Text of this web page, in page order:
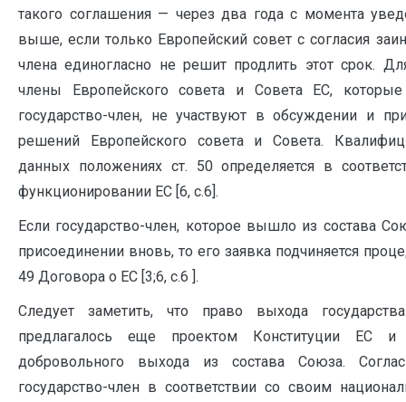
такого соглашения — через два года с момента
выше, если только Европейский совет с согласия
члена единогласно не решит продлить этот срок.
члены Европейского совета и Совета ЕС,
государство-член, не участвуют в обсуждении и
решений Европейского совета и Совета.
данных положениях ст. 50 определяется в
функционировании ЕС [6, с.6].
Если государство-член, которое вышло из состава
присоединении вновь, то его заявка подчиняется
49 Договора о ЕС [3;6, с.6 ].
Следует заметить, что право выхода
предлагалось еще проектом Конституции ЕС и
добровольного выхода из состава Союза.
государство-член в соответствии со своим